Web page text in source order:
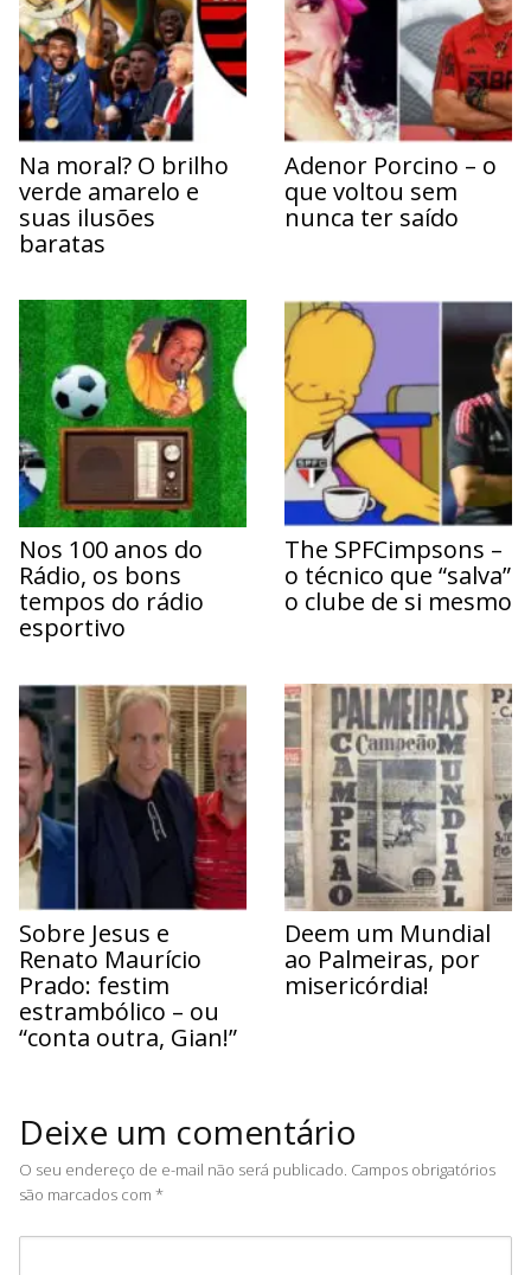
Na moral? O brilho
verde amarelo e
suas ilusões
baratas
Adenor Porcino – o
que voltou sem
nunca ter saído
Nos 100 anos do
Rádio, os bons
tempos do rádio
esportivo
The SPFCimpsons –
o técnico que “salva”
o clube de si mesmo
Sobre Jesus e
Renato Maurício
Prado: festim
estrambólico – ou
“conta outra, Gian!”
Deem um Mundial
ao Palmeiras, por
misericórdia!
Deixe um comentário
O seu endereço de e-mail não será publicado. Campos obrigatórios
são marcados com *